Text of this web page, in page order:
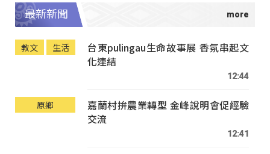
最新新聞
教文 生活
台東pulingau生命故事展 香氛串起文
化連結
12:44
原鄉
嘉蘭村拚農業轉型 金峰說明會促經驗
交流
12:41